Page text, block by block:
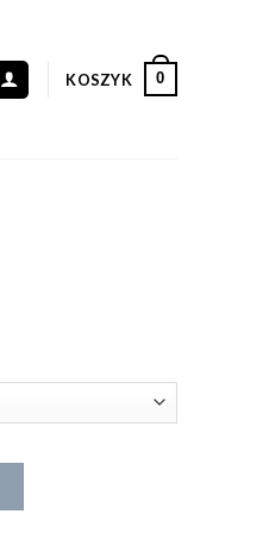
KOSZYK 0